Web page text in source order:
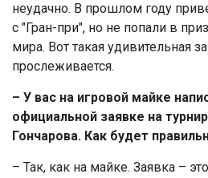
неудачно. В прошлом году
с "Гран-при", но не попали в
мира. Вот такая удивительная
прослеживается.
– У вас на игровой майке
официальной заявке на
Гончарова. Как будет
– Так, как на майке. Заявка –